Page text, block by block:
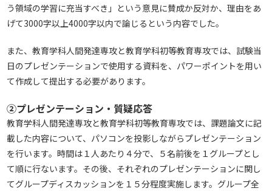
う領域の学習に充当すべき」という意見に賛成か反対か、理由をあ
げて3000字以上4000字以内で論じるという内容でした。
また、教育学科人間発達専攻と教育学科初等教育専攻では、試験当
日のプレゼンテーションで使用する資料を、パワーポイントを用い
て作成して提出する必要があります。
②プレゼンテーション・質疑応答
教育学科人間発達専攻と教育学科初等教育専攻では、課題論文に記
載した内容について、パソコンを投影しながらプレゼンテーション
を行います。時間は１人あたり４分で、５名前後を１グループとし
て順に行ないます。その後、それぞれのプレゼンテーションに関し
てグループディスカッションを１５分程度実施します。グループ全